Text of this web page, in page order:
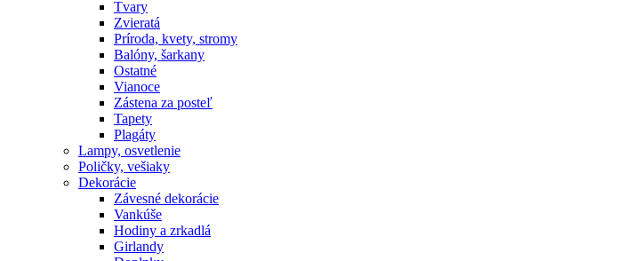
Tvary
Zvieratá
Príroda, kvety, stromy
Balóny, šarkany
Ostatné
Vianoce
Zástena za posteľ
Tapety
Plagáty
Lampy, osvetlenie
Poličky, vešiaky
Dekorácie
Závesné dekorácie
Vankúše
Hodiny a zrkadlá
Girlandy